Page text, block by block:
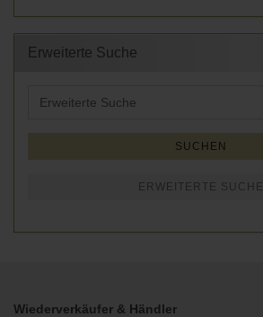
Erweiterte Suche
Suche
SUCHEN
ERWEITERTE SUCHE
Wiederverkäufer & Händler